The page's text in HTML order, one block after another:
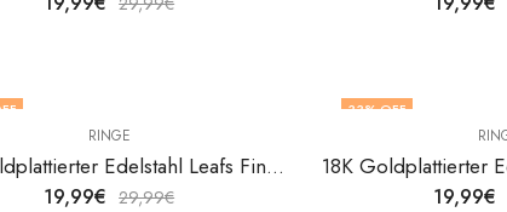
RINGE
18K Goldplattierter Edelstahl Leafs Fingerring von V&F Jewelers
19,99€ 29,99€
33% OFF
19,99€